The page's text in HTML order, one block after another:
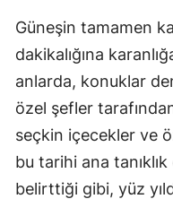
Güneşin tamamen
dakikalığına
anlarda, konuklar
özel şefler
seçkin içecekler ve
bu tarihi ana
belirttiği gibi, yüz